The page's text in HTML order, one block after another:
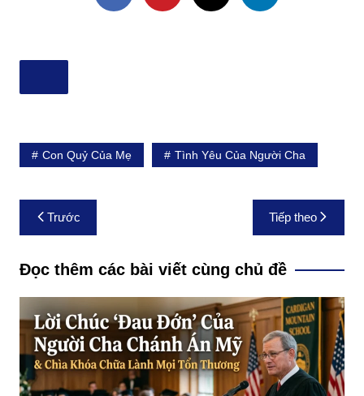
Con Quỷ Của Mẹ Tình Yêu Của Người Cha
Điều
hướng
bài
viết
Trước Tiếp theo
Đọc thêm các bài viết cùng chủ đề